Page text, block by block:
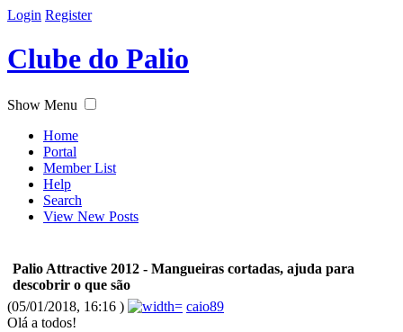
Login Register
Clube do Palio
Show Menu
Home
Portal
Member List
Help
Search
View New Posts
Palio Attractive 2012 - Mangueiras cortadas, ajuda para
descobrir o que são
(05/01/2018, 16:16 )
caio89
Olá a todos!